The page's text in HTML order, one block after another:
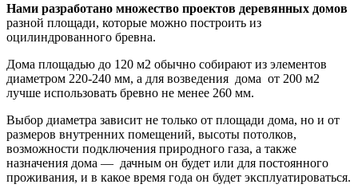
Нами разработано множество проектов деревянных домов
разной площади, которые можно построить из
оцилиндрованного бревна.
Дома площадью до 120 м2 обычно собирают из элементов
диаметром 220-240 мм, а для возведения дома от 200 м2
лучше использовать бревно не менее 260 мм.
Выбор диаметра зависит не только от площади дома, но и от
размеров внутренних помещений, высоты потолков,
возможности подключения природного газа, а также
назначения дома — дачным он будет или для постоянного
проживания, и в какое время года он будет эксплуатироваться.